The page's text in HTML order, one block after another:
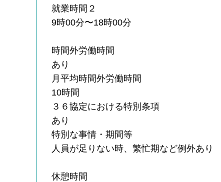
就業時間２
9時00分〜18時00分
時間外労働時間
あり
月平均時間外労働時間
10時間
３６協定における特別条項
あり
特別な事情・期間等
人員が足りない時、繁忙期など例外あり
休憩時間